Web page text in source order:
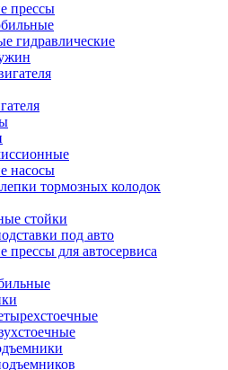
прессы
гидравлические
насосы
тормозных колодок
стойки
под авто
прессы для автосервиса